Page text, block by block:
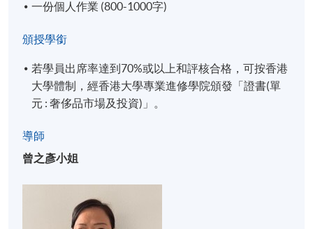
一份個人作業 (800-1000字)
頒授學銜
若學員出席率達到70%或以上和評核合格，可按香港
大學體制，經香港大學專業進修學院頒發「證書(單
元 : 奢侈品市場及投資)」。
導師
曾之彥小姐